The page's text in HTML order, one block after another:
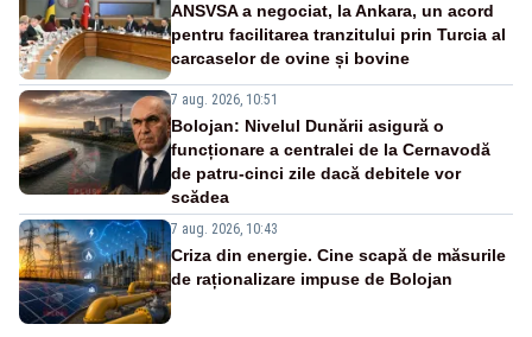
ANSVSA a negociat, la Ankara, un acord
pentru facilitarea tranzitului prin Turcia al
carcaselor de ovine și bovine
7 aug. 2026, 10:51
Bolojan: Nivelul Dunării asigură o
funcționare a centralei de la Cernavodă
de patru-cinci zile dacă debitele vor
scădea
7 aug. 2026, 10:43
Criza din energie. Cine scapă de măsurile
de raționalizare impuse de Bolojan